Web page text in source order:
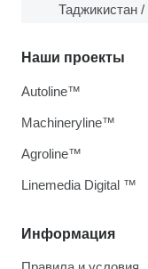
Таджикистан /
Информация
Наши проекты
Autoline™
Machineryline™
Agroline™
Linemedia Digital ™